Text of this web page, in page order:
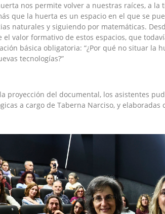
nos permite volver a nuestras raíces, a
que la huerta es un espacio en el que se
naturales y siguiendo por matemáticas.
el valor formativo de estos espacios, que
básica obligatoria: “¿Por qué no situar la
tecnologías?”
proyección del documental, los asistentes
a cargo de Taberna Narciso, y elaboradas